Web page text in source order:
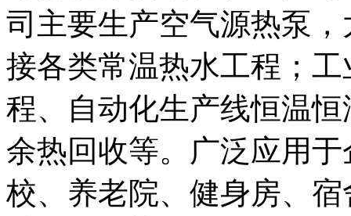
司主要生产空气源热泵
接各类常温热水工程；
程、自动化生产线恒温
余热回收等。广泛应用
校、养老院、健身房、